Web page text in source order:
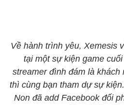
Về hành trình yêu, Xemesis
tại một sự kiện game
streamer đình đám là khách
thì cùng bạn tham dự sự
Non đã add Facebook đối